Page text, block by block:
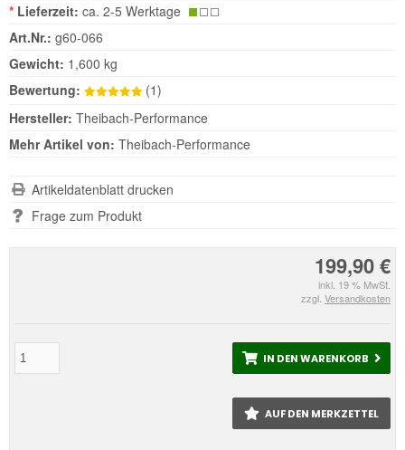
199,90 €
inkl. 19 % MwSt.
zzgl. Versandkosten
IN DEN WARENKORB
AUF DEN MERKZETTEL
* Lieferzeit: ca. 2-5 Werktage
Art.Nr.: g60-066
Gewicht: 1,600 kg
Bewertung:
(1)
Hersteller: Theibach-Performance
Mehr Artikel von: Theibach-Performance
Artikeldatenblatt drucken
Frage zum Produkt